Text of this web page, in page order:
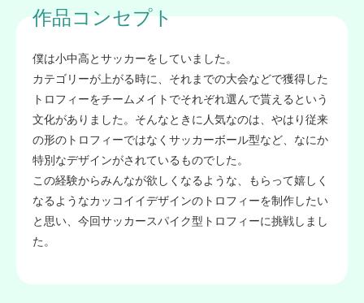
作品コンセプト
僕は小中高とサッカーをしていました。
カテゴリーが上がる時に、それまでの大会などで獲得した
トロフィーをチームメイトでそれぞれ選んで貰えるという
文化がありました。そんなときに人気なのは、やはり従来
の形のトロフィーではなくサッカーボール型など、なにか
特別なデザインがされているものでした。
この経験からみんなが欲しくなるような、もらって嬉しく
なるようなカッコイイデザインのトロフィーを制作したい
と思い、今回サッカースパイク型トロフィーに挑戦しまし
た。